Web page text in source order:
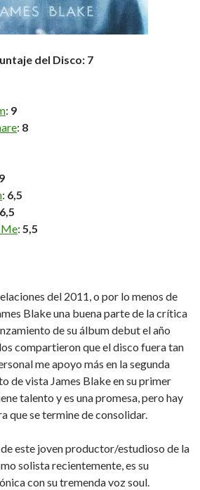
del Disco: 7
: 9
: 8
9
: 6,5
6,5
Me: 5,5
del 2011, o por lo menos de
Blake una buena parte de la crítica
de su álbum debut el año
compartieron que el disco fuera tan
me apoyo más en la segunda
de vista James Blake en su primer
talento y es una promesa, pero hay
que se termine de consolidar.
este joven productor/estudioso de la
solista recientemente, es su
con su tremenda voz soul.